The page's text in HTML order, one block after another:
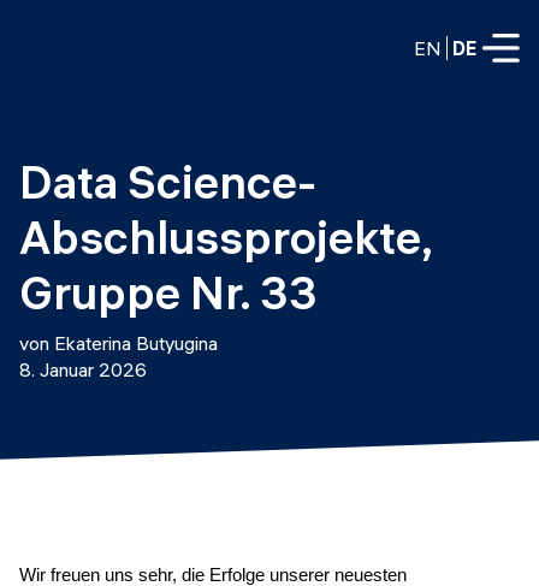
EN DE
VOLLZEITPROGRAMME
Data Science
Web-Entwicklung und KI
TEILZEITROGRAMME
Data Science
DevOps zu LLMOps
KURZKURSE
Weiterbildung / Schulung
Consulting
Prototyping
Data Science-
Abschlussprojekte,
Gruppe Nr. 33
von Ekaterina Butyugina
8. Januar 2026
Wir freuen uns sehr, die Erfolge unserer neuesten